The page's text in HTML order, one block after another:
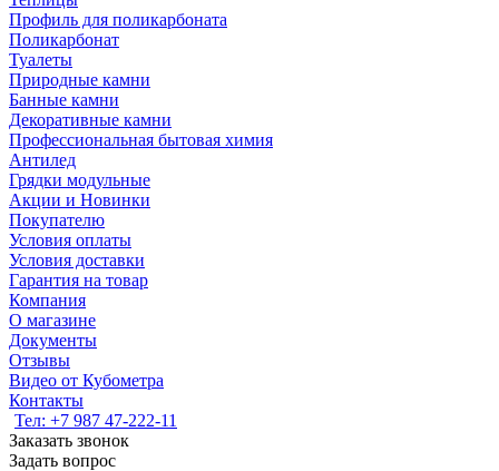
Профиль для поликарбоната
Поликарбонат
Туалеты
Природные камни
Банные камни
Декоративные камни
Профессиональная бытовая химия
Антилед
Грядки модульные
Акции и Новинки
Покупателю
Условия оплаты
Условия доставки
Гарантия на товар
Компания
О магазине
Документы
Отзывы
Видео от Кубометра
Контакты
Тел: +7 987 47-222-11
Заказать звонок
Задать вопрос